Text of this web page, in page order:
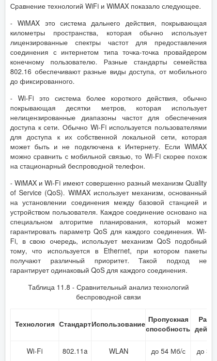
Сравнение технологий WiFi и WiMAX показало следующее.
- WiMAX это система дальнего действия, покрывающая
километры пространства, которая обычно использует
лицензированные спектры частот для предоставления
соединения с интернетом типа точка-точка провайдером
конечному пользователю. Разные стандарты семейства
802.16 обеспечивают разные виды доступа, от мобильного
до фиксированного.
- Wi-Fi это система более короткого действия, обычно
покрывающая десятки метров, которая использует
нелицензированные диапазоны частот для обеспечения
доступа к сети. Обычно Wi-Fi используется пользователями
для доступа к их собственной локальной сети, которая
может быть и не подключена к Интернету. Если WiMAX
можно сравнить с мобильной связью, то Wi-Fi скорее похож
на стационарный беспроводной телефон.
- WiMAX и Wi-Fi имеют совершенно разный механизм Quality
of Service (QoS). WiMAX использует механизм, основанный
на установлении соединения между базовой станцией и
устройством пользователя. Каждое соединение основано на
специальном алгоритме планирования, который может
гарантировать параметр QoS для каждого соединения. Wi-
Fi, в свою очередь, использует механизм QoS подобный
тому, что используется в Ethernet, при котором пакеты
получают различный приоритет. Такой подход не
гарантирует одинаковый QoS для каждого соединения.
Таблица 11.8 - Сравнительный анализ технологий
беспроводной связи
Технология СтандартИспользование Пропускная
способность
Wi-Fi 802.11a WLAN до 54 Мб/с до